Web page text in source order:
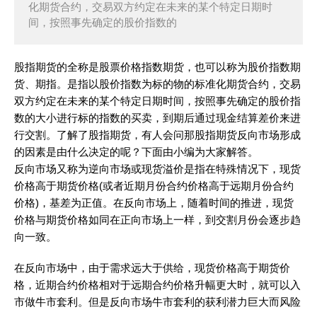
化期货合约，交易双方约定在未来的某个特定日期时
间，按照事先确定的股价指数的
股指期货的全称是股票价格指数期货，也可以称为股价指数期
货、期指。是指以股价指数为标的物的标准化期货合约，交易
双方约定在未来的某个特定日期时间，按照事先确定的股价指
数的大小进行标的指数的买卖，到期后通过现金结算差价来进
行交割。了解了股指期货，有人会问那股指期货反向市场形成
的因素是由什么决定的呢？下面由小编为大家解答。
反向市场又称为逆向市场或现货溢价是指在特殊情况下，现货
价格高于期货价格(或者近期月份合约价格高于远期月份合约
价格)，基差为正值。在反向市场上，随着时间的推进，现货
价格与期货价格如同在正向市场上一样，到交割月份会逐步趋
向一致。
在反向市场中，由于需求远大于供给，现货价格高于期货价
格，近期合约价格相对于远期合约价格升幅更大时，就可以入
市做牛市套利。但是反向市场牛市套利的获利潜力巨大而风险